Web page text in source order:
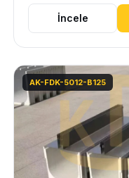
İncele
AK-FDK-5012-B125